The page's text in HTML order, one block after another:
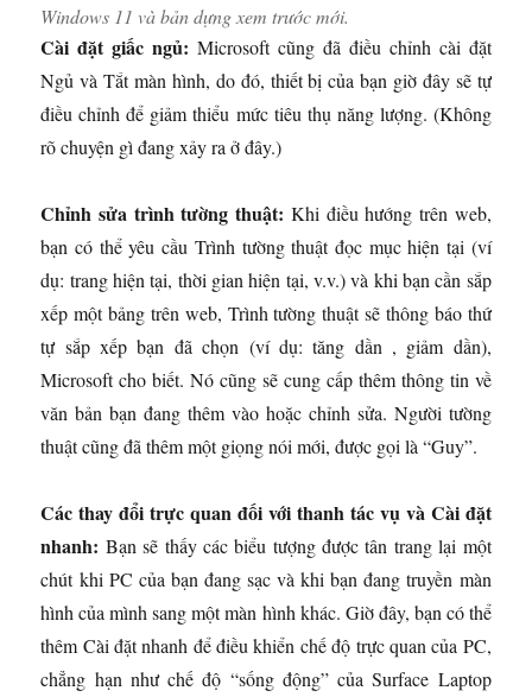
Windows 11 và bản dựng xem trước mới.
Cài đặt giấc ngủ:Microsoft cũng đã điều chỉnh cài đặt
Ngủ và Tắt màn hình, do đó, thiết bị của bạn giờ đây sẽ tự
điều chỉnh để giảm thiểu mức tiêu thụ năng lượng. (Không
rõ chuyện gì đang xảy ra ở đây.)
Chỉnh sửa trình tường thuật: Khi điều hướng trên web,
bạn có thể yêu cầu Trình tường thuật đọc mục hiện tại (ví
dụ: trang hiện tại, thời gian hiện tại, v.v.) và khi bạn cần sắp
xếp một bảng trên web, Trình tường thuật sẽ thông báo thứ
tự sắp xếp bạn đã chọn (ví dụ: tăng dần , giảm dần),
Microsoft cho biết. Nó cũng sẽ cung cấp thêm thông tin về
văn bản bạn đang thêm vào hoặc chỉnh sửa. Người tường
thuật cũng đã thêm một giọng nói mới, được gọi là “Guy”.
Các thay đổi trực quan đối với thanh tác vụ và Cài đặt
nhanh: Bạn sẽ thấy các biểu tượng được tân trang lại một
chút khi PC của bạn đang sạc và khi bạn đang truyền màn
hình của mình sang một màn hình khác. Giờ đây, bạn có thể
thêm Cài đặt nhanh để điều khiển chế độ trực quan của PC,
chẳng hạn như chế độ “sống động” của Surface Laptop